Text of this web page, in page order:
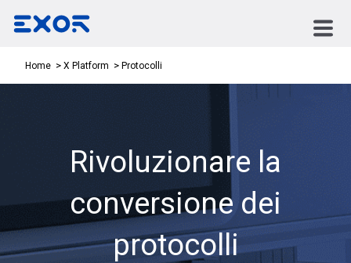
Home X Platform Protocolli
Rivoluzionare la
conversione dei
protocolli